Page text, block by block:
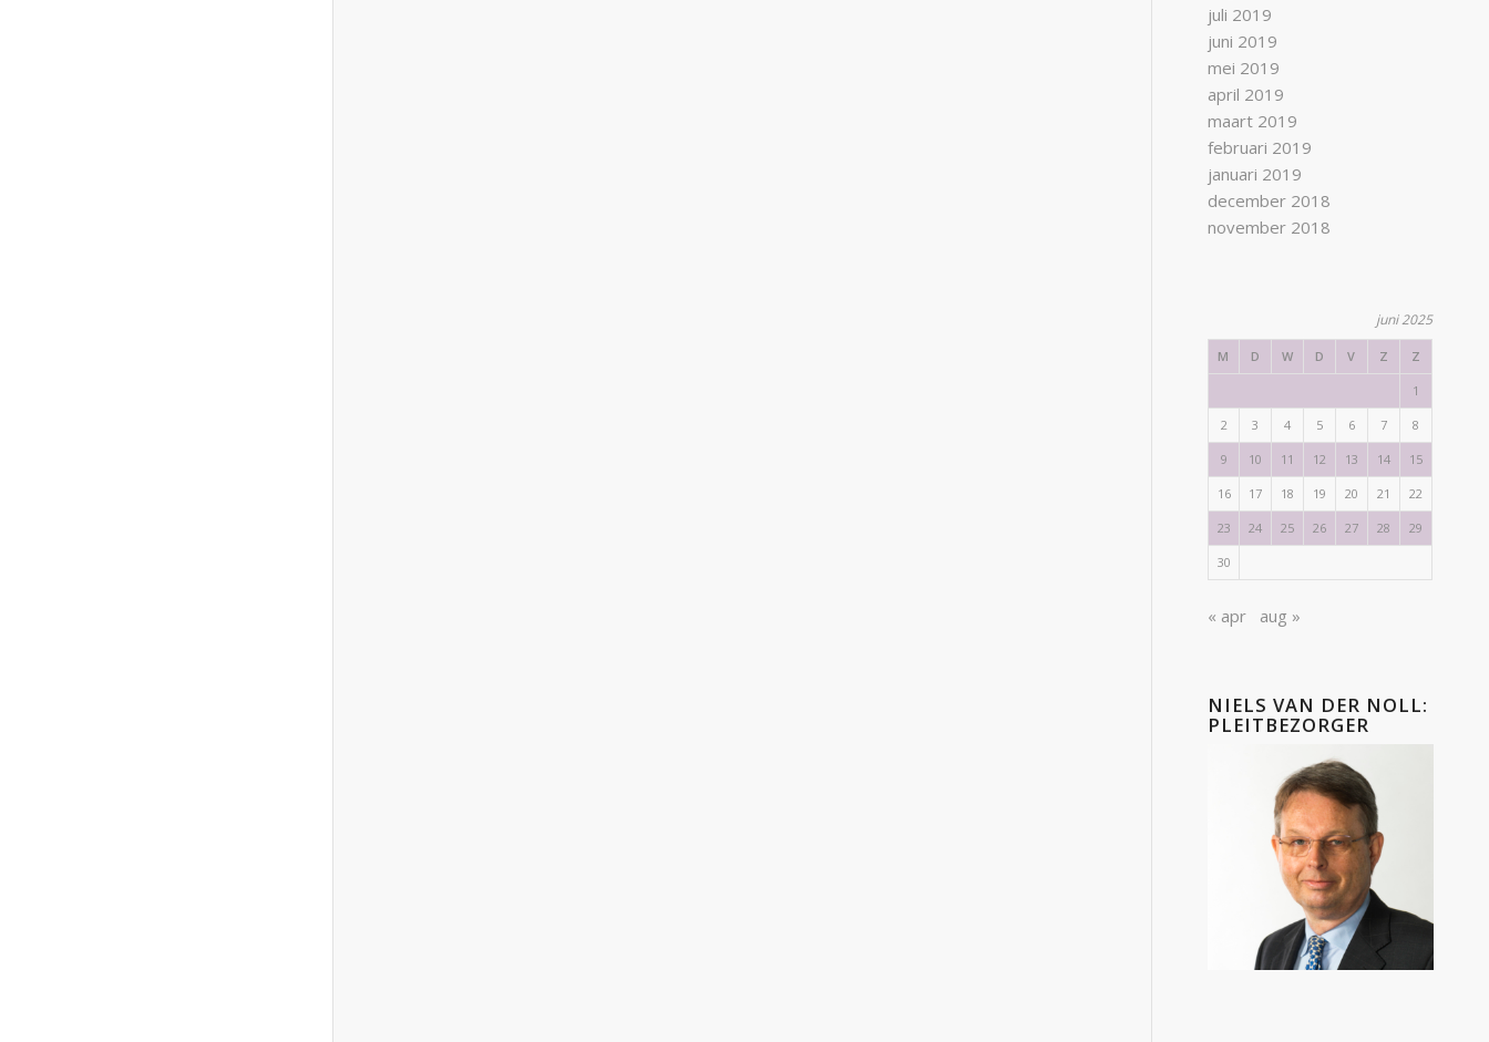
juli 2019
juni 2019
mei 2019
april 2019
maart 2019
februari 2019
januari 2019
december 2018
november 2018
juni 2025
M D W D V Z Z
1
2 3 4 5 6 7 8
9 10 11 12 13 14 15
16 17 18 19 20 21 22
23 24 25 26 27 28 29
30
« apr aug »
NIELS VAN DER NOLL:
PLEITBEZORGER